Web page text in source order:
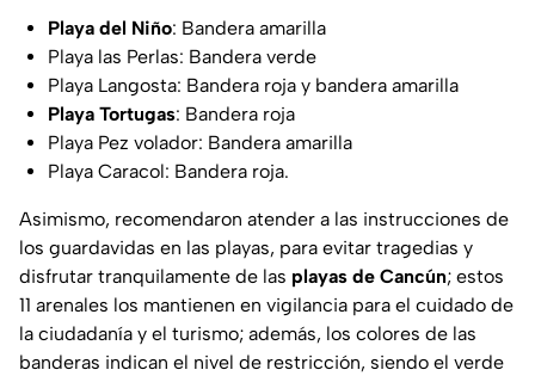
Playa del Niño: Bandera amarilla
Playa las Perlas: Bandera verde
Playa Langosta: Bandera roja y bandera amarilla
Playa Tortugas: Bandera roja
Playa Pez volador: Bandera amarilla
Playa Caracol: Bandera roja.
Asimismo, recomendaron atender a las instrucciones de
los guardavidas en las playas, para evitar tragedias y
disfrutar tranquilamente de las playas de Cancún; estos
11 arenales los mantienen en vigilancia para el cuidado de
la ciudadanía y el turismo; además, los colores de las
banderas indican el nivel de restricción, siendo el verde